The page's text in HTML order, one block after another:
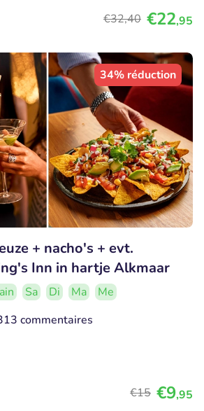
€32,40 €22,95
34% réduction
+ nacho's + evt.
Inn in hartje Alkmaar
Sa Di Ma
Me
commentaires
€15 €9,95